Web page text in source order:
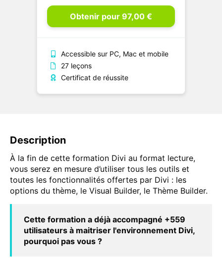
Obtenir pour 97,00 €
Accessible sur PC, Mac et mobile
27 leçons
Certificat de réussite
Description
À la fin de cette formation Divi au format lecture,
vous serez en mesure d’utiliser tous les outils et
toutes les fonctionnalités offertes par Divi : les
options du thème, le Visual Builder, le Thème Builder.
Cette formation a déjà accompagné +559
utilisateurs à maitriser l'environnement Divi,
pourquoi pas vous ?